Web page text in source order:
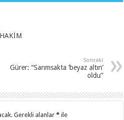
Sonraki
Gürer: “Sarımsakta ‘beyaz altın’
oldu”
Gerekli alanlar* ile